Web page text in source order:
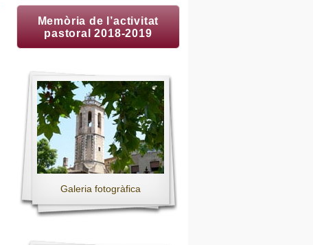
Memòria de l’activitat
pastoral 2018-2019
Galeria fotogràfica